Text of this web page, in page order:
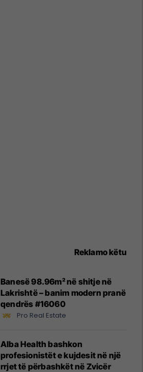
Reklamo këtu
Banesë 98.96m² në shitje në
Lakrishtë – banim modern pranë
qendrës #16060
Pro Real Estate
Alba Health bashkon
profesionistët e kujdesit në një
rrjet të përbashkët në Zvicër